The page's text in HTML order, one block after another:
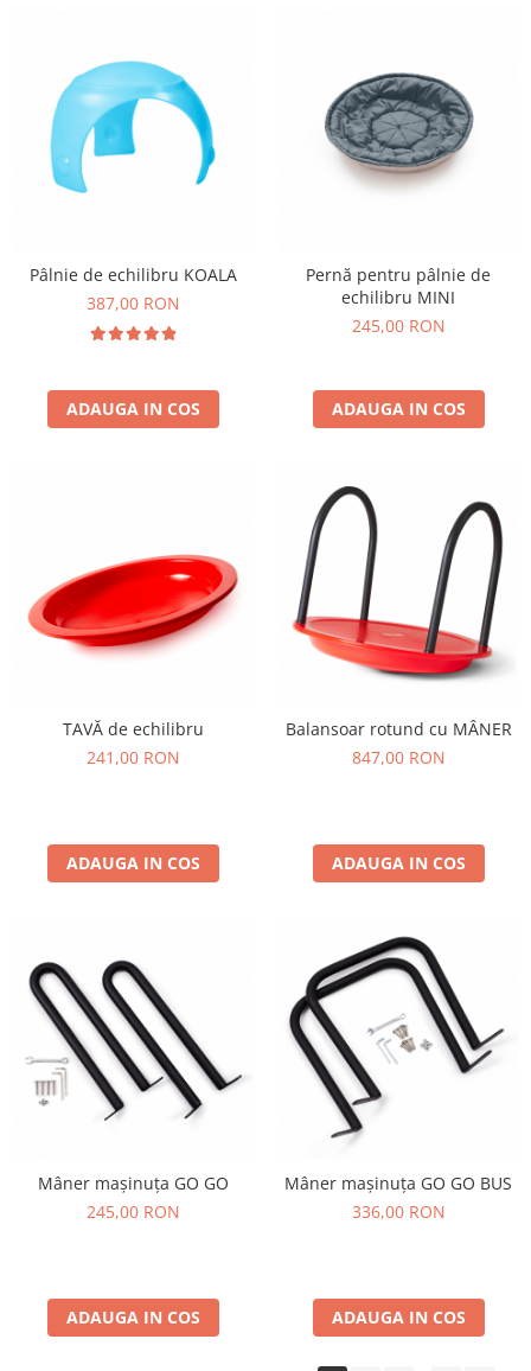
Pâlnie de echilibru KOALA
387,00 RON
ADAUGA IN COS
Pernă pentru pâlnie de
echilibru MINI
245,00 RON
ADAUGA IN COS
TAVĂ de echilibru
241,00 RON
ADAUGA IN COS
Balansoar rotund cu MÂNER
847,00 RON
ADAUGA IN COS
Mâner mașinuța GO GO
245,00 RON
ADAUGA IN COS
Mâner mașinuța GO GO BUS
336,00 RON
ADAUGA IN COS